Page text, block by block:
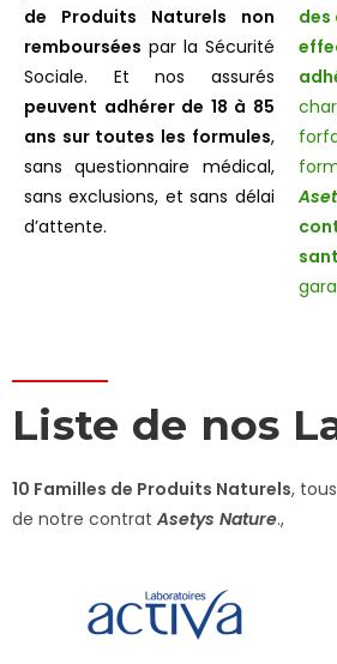
de Produits Naturels non
remboursées par la Sécurité
Sociale. Et nos assurés
peuvent adhérer de 18 à 85
ans sur toutes les formules,
sans questionnaire médical,
sans exclusions, et sans délai
d’attente.
des
Liste de nos
10 Familles de Produits Naturels,
de notre contrat Asetys Nature.,